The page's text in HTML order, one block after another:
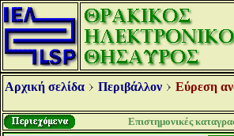
Αρχική σελίδα Περιβάλλον Εύρεση
Επιστημονικές